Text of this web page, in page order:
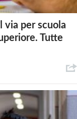
via per scuola
Tutte